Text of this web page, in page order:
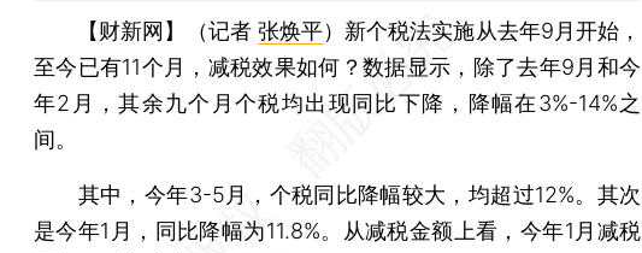
【财新网】（记者 张焕平） 新个税法实施从去年9月开始，
至今已有11个月，减税效果如何？数据显示，除了去年9月和今
年2月，其余九个月个税均出现同比下降，降幅在3%-14%之
间。
其中，今年3-5月，个税同比降幅较大，均超过12%。其次
是今年1月，同比降幅为11.8%。从减税金额上看，今年1月减税